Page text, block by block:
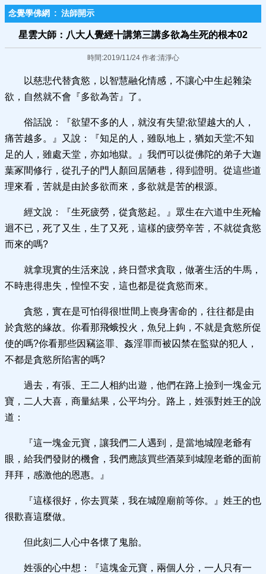
念覺學佛網 : 法師開示
星雲大師：八大人覺經十講第三講多欲為生死的根本02
時間:2019/11/24 作者:清淨心
以慈悲代替貪慾，以智慧融化情感，不讓心中生起雜染
欲，自然就不會『多欲為苦』了。
俗話說：『欲望不多的人，就沒有失望;欲望越大的人，
痛苦越多。』又說：『知足的人，雖臥地上，猶如天堂;不知
足的人，雖處天堂，亦如地獄。』我們可以從佛陀的弟子大迦
葉冢間修行，從孔子的門人顏回居陋巷，得到證明。從這些道
理來看，苦就是由於多欲而來，多欲就是苦的根源。
經文說：『生死疲勞，從貪慾起。』眾生在六道中生死輪
迴不已，死了又生，生了又死，這樣的疲勞辛苦，不就從貪慾
而來的嗎?
就拿現實的生活來說，終日營求貪取，做著生活的牛馬，
不時患得患失，惶惶不安，這也都是從貪慾而來。
貪慾，實在是可怕得很!世間上喪身害命的，往往都是由
於貪慾的緣故。你看那飛蛾投火，魚兒上鉤，不就是貪慾所促
使的嗎?你看那些因竊盜罪、姦淫罪而被囚禁在監獄的犯人，
不都是貪慾所陷害的嗎?
過去，有張、王二人相約出遊，他們在路上撿到一塊金元
寶，二人大喜，商量結果，公平均分。路上，姓張對姓王的說
道：
『這一塊金元寶，讓我們二人遇到，是當地城隍老爺有
眼，給我們發財的機會，我們應該買些酒菜到城隍老爺的面前
拜拜，感激他的恩惠。』
『這樣很好，你去買菜，我在城隍廟前等你。』姓王的也
很歡喜這麼做。
但此刻二人心中各懷了鬼胎。
姓張的心中想：『這塊金元寶，兩個人分，一人只有一